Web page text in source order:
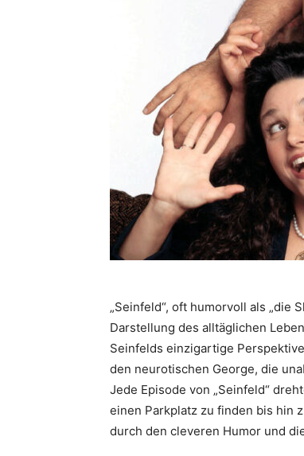
„Seinfeld“, oft humorvoll als „die
Darstellung des alltäglichen
Seinfelds einzigartige
den neurotischen George, die
Jede Episode von „Seinfeld“
einen Parkplatz zu finden bis hin
durch den cleveren Humor und